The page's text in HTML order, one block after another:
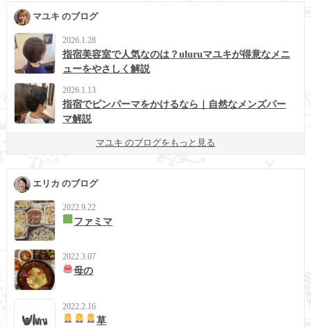
マユキ のブログ
2026.1.28
指宿美容室で人気なのは？uluruマユキが得意なメニ
ューをやさしく解説
2026.1.13
指宿でピンパーマをかけるなら｜自然なメンズパー
マ解説
マユキ のブログをもっと見る
エリカ のブログ
2022.9.22
ファミマ
2022.3.07
母の
2022.2.16
草